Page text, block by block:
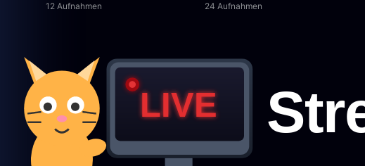
12 Aufnahmen 24 Aufnahmen